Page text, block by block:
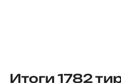
Итоги 1782